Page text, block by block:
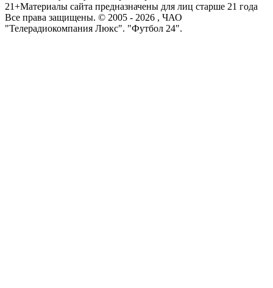
21+Материалы сайта предназначены для лиц старше 21 года
Все права защищены. © 2005 - 2026 , ЧАО
"Телерадиокомпания Люкс". "Футбол 24".